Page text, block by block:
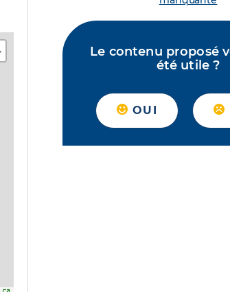
Le contenu proposé
été utile ?
OUI